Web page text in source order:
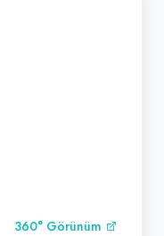
360° Görünüm